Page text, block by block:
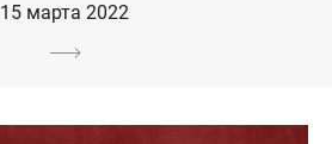
15 марта 2022